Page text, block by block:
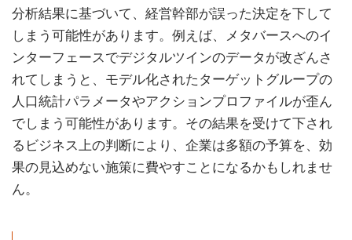
分析結果に基づいて、経営幹部が誤った決定を下して
しまう可能性があります。例えば、メタバースへのイ
ンターフェースでデジタルツインのデータが改ざんさ
れてしまうと、モデル化されたターゲットグループの
人口統計パラメータやアクションプロファイルが歪ん
でしまう可能性があります。その結果を受けて下され
るビジネス上の判断により、企業は多額の予算を、効
果の見込めない施策に費やすことになるかもしれませ
ん。